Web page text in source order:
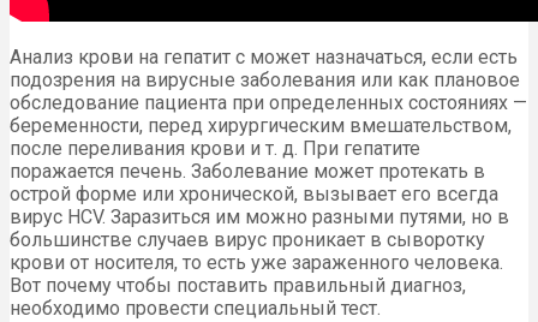
Анализ крови на гепатит c может назначаться, если есть
подозрения на вирусные заболевания или как плановое
обследование пациента при определенных состояниях —
беременности, перед хирургическим вмешательством,
после переливания крови и т. д. При гепатите
поражается печень. Заболевание может протекать в
острой форме или хронической, вызывает его всегда
вирус HCV. Заразиться им можно разными путями, но в
большинстве случаев вирус проникает в сыворотку
крови от носителя, то есть уже зараженного человека.
Вот почему чтобы поставить правильный диагноз,
необходимо провести специальный тест.